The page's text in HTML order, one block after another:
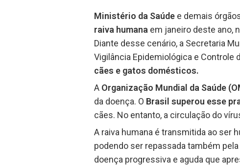
Ministério da Saúde e demais
raiva humana em janeiro deste ano,
Diante desse cenário, a Secretaria
Vigilância Epidemiológica e Controle
cães e gatos domésticos.
A Organização Mundial da Saúde
da doença. O Brasil superou esse
cães. No entanto, a circulação do
A raiva humana é transmitida ao ser
podendo ser repassada também
doença progressiva e aguda que